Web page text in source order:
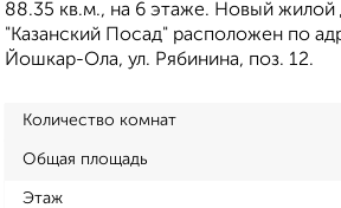
88.35 кв.м., на 6 этаже. Новый жилой
"Казанский Посад" расположен по
Йошкар-Ола, ул. Рябинина, поз. 12.
Количество комнат
Общая площадь
Этаж